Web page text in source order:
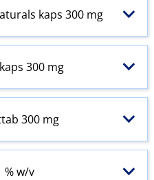
kaps 300 mg
300 mg
300 mg
% w​/​v